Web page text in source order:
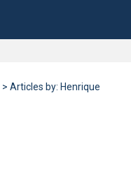
> Articles by: Henrique